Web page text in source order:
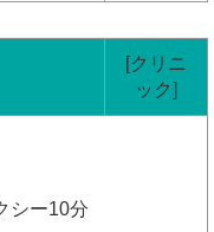
[クリニ
ック]
ー10分